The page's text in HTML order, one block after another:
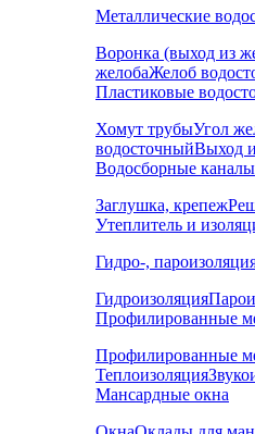
Металлические
Воронка (выход из
желобаЖелоб
Пластиковые
Хомут трубыУгол
водосточныйВыход
Водосборные каналы
Заглушка, крепеж
Утеплитель и
Гидро-,
Гидроизоляция
Профилированные
Профилированные
Теплоизоляция
Мансардные окна